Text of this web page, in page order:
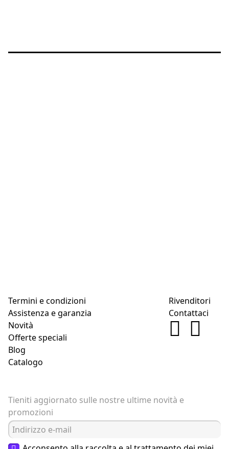
Termini e condizioni
Assistenza e garanzia
Novità
Offerte speciali
Blog
Catalogo
Rivenditori
Contattaci
Tieniti aggiornato sulle nostre ultime novità e
promozioni